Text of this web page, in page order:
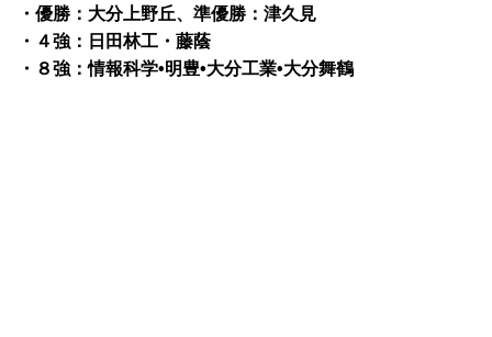
・優勝：大分上野丘、準優勝：津久見
・４強：日田林工・藤蔭
・８強：情報科学•明豊•大分工業•大分舞鶴